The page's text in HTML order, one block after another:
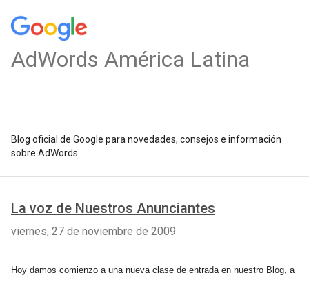
AdWords América Latina
Blog oficial de Google para novedades, consejos e información
sobre AdWords
La voz de Nuestros Anunciantes
viernes, 27 de noviembre de 2009
Hoy damos comienzo a una nueva clase de entrada en nuestro Blog, a